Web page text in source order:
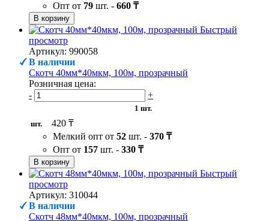
Опт от 79 шт. - 660 ₸
В корзину
Быстрый
просмотр
Артикул: 990058
В наличии
Скотч 40мм*40мкм, 100м, прозрачный
Розничная цена:
-
+
1 шт.
шт.
420 ₸
Мелкий опт от 52 шт. - 370 ₸
Опт от 157 шт. - 330 ₸
В корзину
Быстрый
просмотр
Артикул: 310044
В наличии
Скотч 48мм*40мкм, 100м, прозрачный